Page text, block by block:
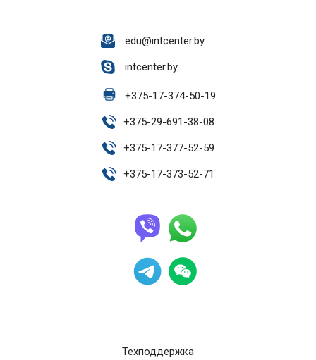
edu@intcenter.by
intcenter.by
+375-17-374-50-19
+375-29-691-38-08
+375-17-377-52-59
+375-17-373-52-71
Техподдержка